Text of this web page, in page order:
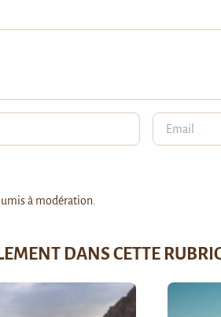
à modération.
DANS CETTE